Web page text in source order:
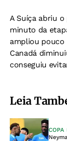
A Suíça abriu
minuto da
ampliou pouco
Canadá
conseguiu
Leia
COPA